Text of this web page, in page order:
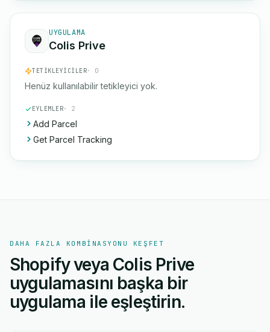
UYGULAMA
Colis Prive
TETIKLEYICILER· 0
Henüz kullanılabilir tetikleyici yok.
EYLEMLER· 2
Add Parcel
Get Parcel Tracking
DAHA FAZLA KOMBINASYONU KEŞFET
Shopify veya Colis Prive
uygulamasını başka bir
uygulama ile eşleştirin.